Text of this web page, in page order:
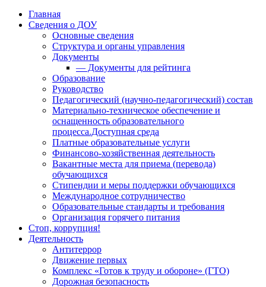
Главная
Сведения о ДОУ
Основные сведения
Структура и органы управления
Документы
— Документы для рейтинга
Образование
Руководство
Педагогический (научно-педагогический) состав
Материально-техническое обеспечение и
оснащенность образовательного
процесса.Доступная среда
Платные образовательные услуги
Финансово-хозяйственная деятельность
Вакантные места для приема (перевода)
обучающихся
Стипендии и меры поддержки обучающихся
Международное сотрудничество
Образовательные стандарты и требования
Организация горячего питания
Стоп, коррупция!
Деятельность
Антитеррор
Движение первых
Комплекс «Готов к труду и обороне» (ГТО)
Дорожная безопасность